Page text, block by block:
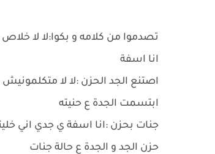
تصدموا من كلامه و بكوا:لا لا
انا اسفة
اصتنع الجد الحزن :لا لا
ابتسمت الجدة ع حنيته
جنات بحزن :انا اسفة ي جدي اني
حزن الجد و الجدة ع حالة جنات